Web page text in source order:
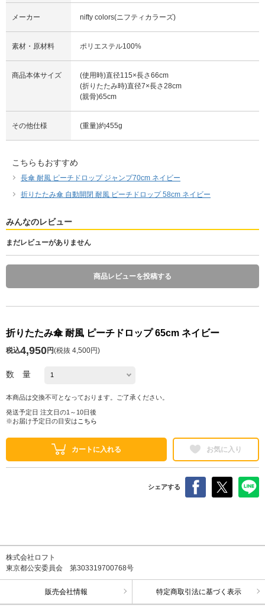
メーカー nifty colors(ニフティカラーズ)
素材・原材料 ポリエステル100%
商品本体サイズ
(使用時)直径115×長さ66cm
(折りたたみ時)直径7×長さ28cm
(親骨)65cm
その他仕様 (重量)約455g
こちらもおすすめ
長傘 耐風 ピーチドロップ ジャンプ70cm ネイビー
折りたたみ傘 自動開閉 耐風 ピーチドロップ 58cm ネイビー
みんなのレビュー
まだレビューがありません
商品レビューを投稿する
折りたたみ傘 耐風 ピーチドロップ 65cm ネイビー
税込4,950円(税抜 4,500円)
数 量
本商品は交換不可となっております。ご了承ください。
発送予定日 注文日の1～10日後
※お届け予定日の目安は こちら
カートに入れる お気に入り
シェアする
株式会社ロフト
東京都公安委員会 第303319700768号
販売会社情報 特定商取引法に基づく表示